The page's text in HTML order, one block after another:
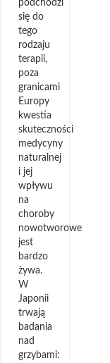
podchodzi
się do
tego
rodzaju
terapii,
poza
granicami
Europy
kwestia
skuteczności
medycyny
naturalnej
i jej
wpływu
na
choroby
nowotworowe
jest
bardzo
żywa.
W
Japonii
trwają
badania
nad
grzybami: